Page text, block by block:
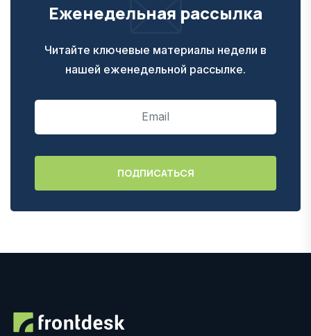
Еженедельная рассылка
Читайте ключевые материалы недели в
нашей еженедельной рассылке.